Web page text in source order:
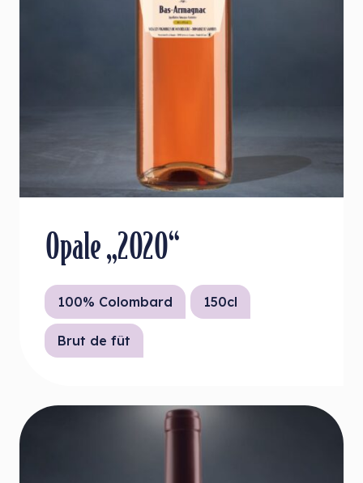
Opale „2020“
100% Colombard 150cl
Brut de fût